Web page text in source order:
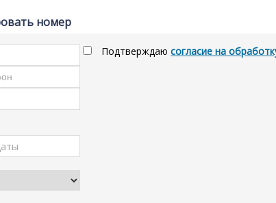
номер
Подтверждаюсогласие на